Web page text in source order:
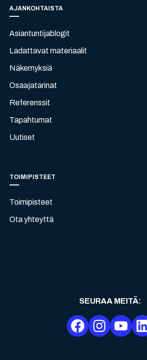
AJANKOHTAISTA
Asiantuntijablogit
Ladattavat materiaalit
Näkemyksiä
Osaajatarinat
Referenssit
Tapahtumat
Uutiset
TOIMIPISTEET
Toimipisteet
Ota yhteyttä
SEURAA MEITÄ: